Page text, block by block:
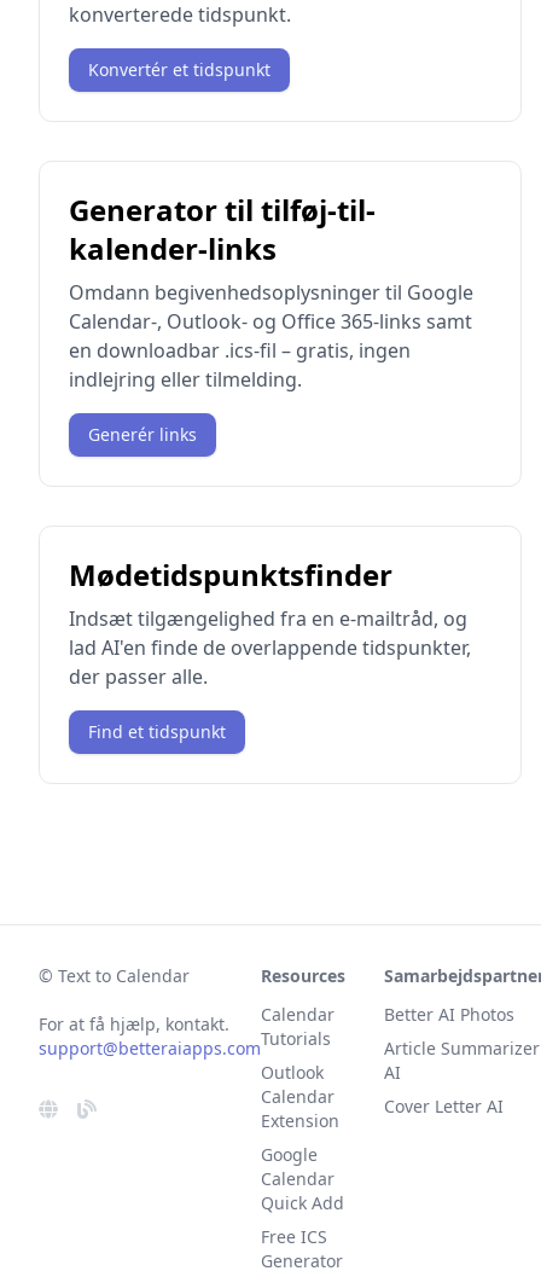
konverterede tidspunkt.
Konvertér et tidspunkt
Generator til tilføj-til-
kalender-links
Omdann begivenhedsoplysninger til Google
Calendar-, Outlook- og Office 365-links samt
en downloadbar .ics-fil – gratis, ingen
indlejring eller tilmelding.
Generér links
Mødetidspunktsfinder
Indsæt tilgængelighed fra en e-mailtråd, og
lad AI'en finde de overlappende tidspunkter,
der passer alle.
Find et tidspunkt
© Text to Calendar
For at få hjælp, kontakt.
support@betteraiapps.com
Resources
Calendar
Tutorials
Outlook
Calendar
Extension
Google
Calendar
Quick Add
Free ICS
Generator
Better AI Photos
Article Summarizer
AI
Cover Letter AI